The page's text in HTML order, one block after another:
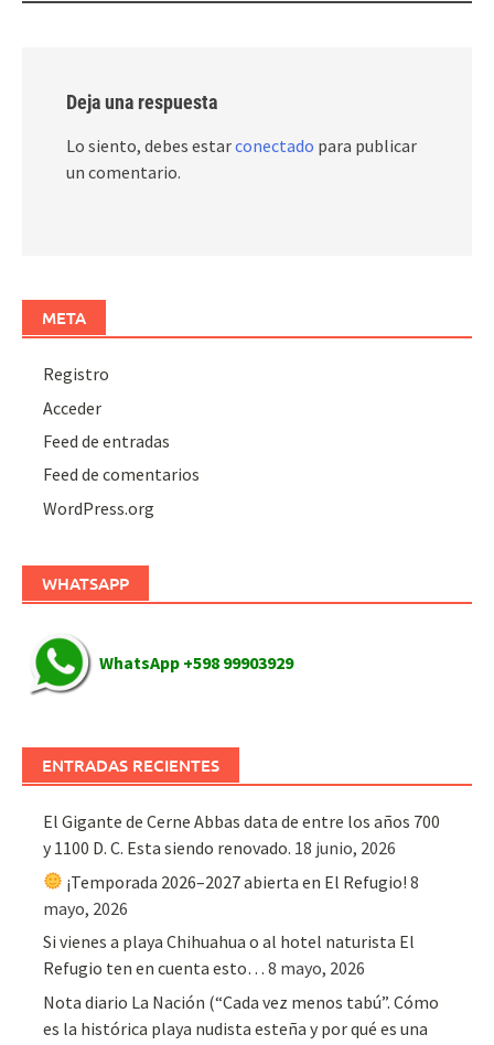
Deja una respuesta
Lo siento, debes estarconectado para publicar
un comentario.
META
Registro
Acceder
Feed de entradas
Feed de comentarios
WordPress.org
WHATSAPP
WhatsApp +598 99903929
ENTRADAS RECIENTES
El Gigante de Cerne Abbas data de entre los años 700
y 1100 D. C. Esta siendo renovado. 18 junio, 2026
¡Temporada 2026–2027 abierta en El Refugio! 8
mayo, 2026
Si vienes a playa Chihuahua o al hotel naturista El
Refugio ten en cuenta esto… 8 mayo, 2026
Nota diario La Nación (“Cada vez menos tabú”. Cómo
es la histórica playa nudista esteña y por qué es una